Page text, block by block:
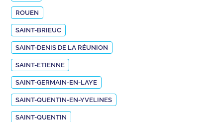
ROUEN
SAINT-BRIEUC
SAINT-DENIS DE LA RÉUNION
SAINT-ETIENNE
SAINT-GERMAIN-EN-LAYE
SAINT-QUENTIN-EN-YVELINES
SAINT-QUENTIN